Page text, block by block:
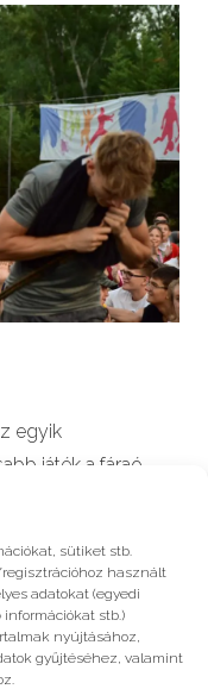
sütiket stb.
használt
adatokat (egyedi
stb.)
nyújtásához,
gyűjtéséhez, valamint
egyik
játék a fáraó
ahol a…